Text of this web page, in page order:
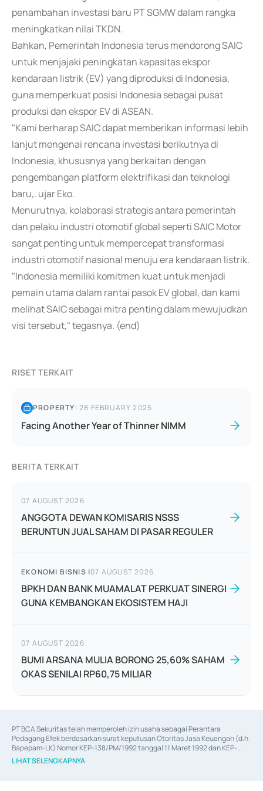
penambahan investasi baru PT SGMW dalam rangka
meningkatkan nilai TKDN.
Bahkan, Pemerintah Indonesia terus mendorong SAIC
untuk menjajaki peningkatan kapasitas ekspor
kendaraan listrik (EV) yang diproduksi di Indonesia,
guna memperkuat posisi Indonesia sebagai pusat
produksi dan ekspor EV di ASEAN.
"Kami berharap SAIC dapat memberikan informasi lebih
lanjut mengenai rencana investasi berikutnya di
Indonesia, khususnya yang berkaitan dengan
pengembangan platform elektrifikasi dan teknologi
baru,. ujar Eko.
Menurutnya, kolaborasi strategis antara pemerintah
dan pelaku industri otomotif global seperti SAIC Motor
sangat penting untuk mempercepat transformasi
industri otomotif nasional menuju era kendaraan listrik.
"Indonesia memiliki komitmen kuat untuk menjadi
pemain utama dalam rantai pasok EV global, dan kami
melihat SAIC sebagai mitra penting dalam mewujudkan
visi tersebut," tegasnya. (end)
RISET TERKAIT
PROPERTY|28 FEBRUARY 2025
Facing Another Year of Thinner NIMM
BERITA TERKAIT
07 AUGUST 2026
ANGGOTA DEWAN KOMISARIS NSSS
BERUNTUN JUAL SAHAM DI PASAR REGULER
EKONOMI BISNIS |07 AUGUST 2026
BPKH DAN BANK MUAMALAT PERKUAT SINERGI
GUNA KEMBANGKAN EKOSISTEM HAJI
07 AUGUST 2026
BUMI ARSANA MULIA BORONG 25,60% SAHAM
OKAS SENILAI RP60,75 MILIAR
PT BCA Sekuritas telah memperoleh izin usaha sebagai Perantara
Pedagang Efek berdasarkan surat keputusan Otoritas Jasa Keuangan (d.h
Bapepam-LK) Nomor KEP-138/PM/1992 tanggal 11 Maret 1992 dan KEP-
06/D.04/2014 tanggal 28 Februari 2014, izin usaha sebagai Penjamin Emisi
Efek berdasarkan surat keputusan Otoritas Jasa Keuangan Nomor KEP-
LIHAT SELENGKAPNYA